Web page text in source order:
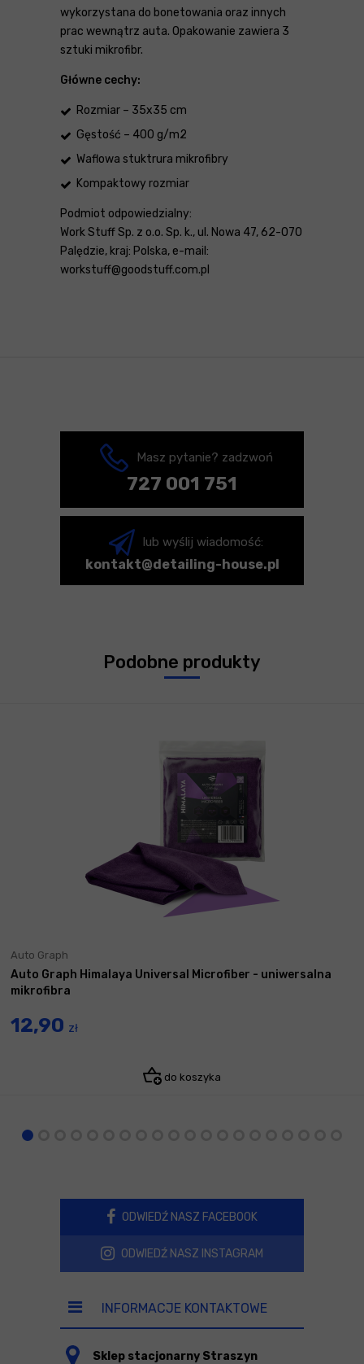
wykorzystana do bonetowania oraz innych
prac wewnątrz auta. Opakowanie zawiera 3
sztuki mikrofibr.
Główne cechy:
Rozmiar – 35x35 cm
Gęstość – 400 g/m2
Waflowa stuktrura mikrofibry
Kompaktowy rozmiar
Podmiot odpowiedzialny:
Work Stuff Sp. z o.o. Sp. k., ul. Nowa 47, 62-070
Palędzie, kraj: Polska, e-mail:
workstuff@goodstuff.com.pl
Masz pytanie? zadzwoń
727 001 751
lub wyślij wiadomość:
kontakt@detailing-house.pl
Podobne produkty
Auto Graph
Auto Graph Himalaya Universal Microfiber - uniwersalna
mikrofibra
12,90 zł
do koszyka
ODWIEDŹ NASZ FACEBOOK
ODWIEDŹ NASZ INSTAGRAM
INFORMACJE KONTAKTOWE
Sklep stacjonarny Straszyn